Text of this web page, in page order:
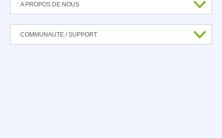
A PROPOS DE NOUS
COMMUNAUTE / SUPPORT